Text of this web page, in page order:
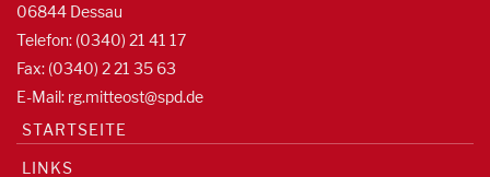
06844 Dessau
Telefon: (0340) 21 41 17
Fax: (0340) 2 21 35 63
E-Mail: rg.mitteost@spd.de
STARTSEITE
LINKS